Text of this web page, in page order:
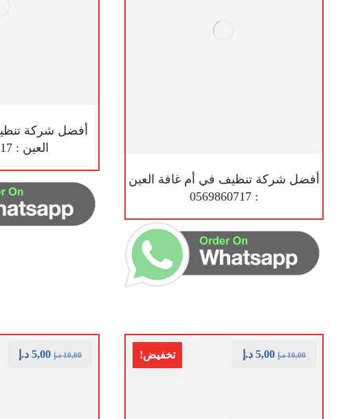
أفضل شركة تنظيف في أم غافة العين
: 0569860717
أفضل شركة
العين : 0569860717
تخفيض! 10,00 د.إ 5,00 د.إ 10,00 د.إ 5,00 د.إ